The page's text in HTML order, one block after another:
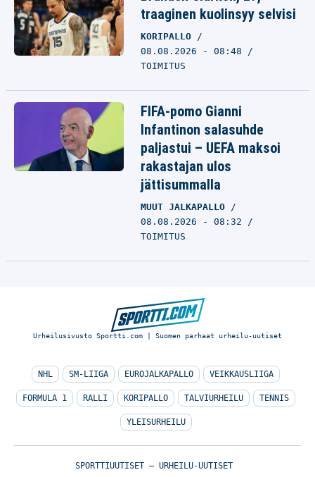
traaginen kuolinsyy selvisi
KORIPALLO
08.08.2026 - 08:48
TOIMITUS
FIFA-pomo Gianni
Infantinon salasuhde
paljastui – UEFA maksoi
rakastajan ulos
jättisummalla
MUUT JALKAPALLO
08.08.2026 - 08:32
TOIMITUS
Urheilusivusto Sportti.com | Suomen parhaat urheilu-uutiset
NHL SM-LIIGA EUROJALKAPALLO VEIKKAUSLIIGA
FORMULA 1 RALLI KORIPALLO TALVIURHEILU TENNIS
YLEISURHEILU
SPORTTIUUTISET – URHEILU-UUTISET